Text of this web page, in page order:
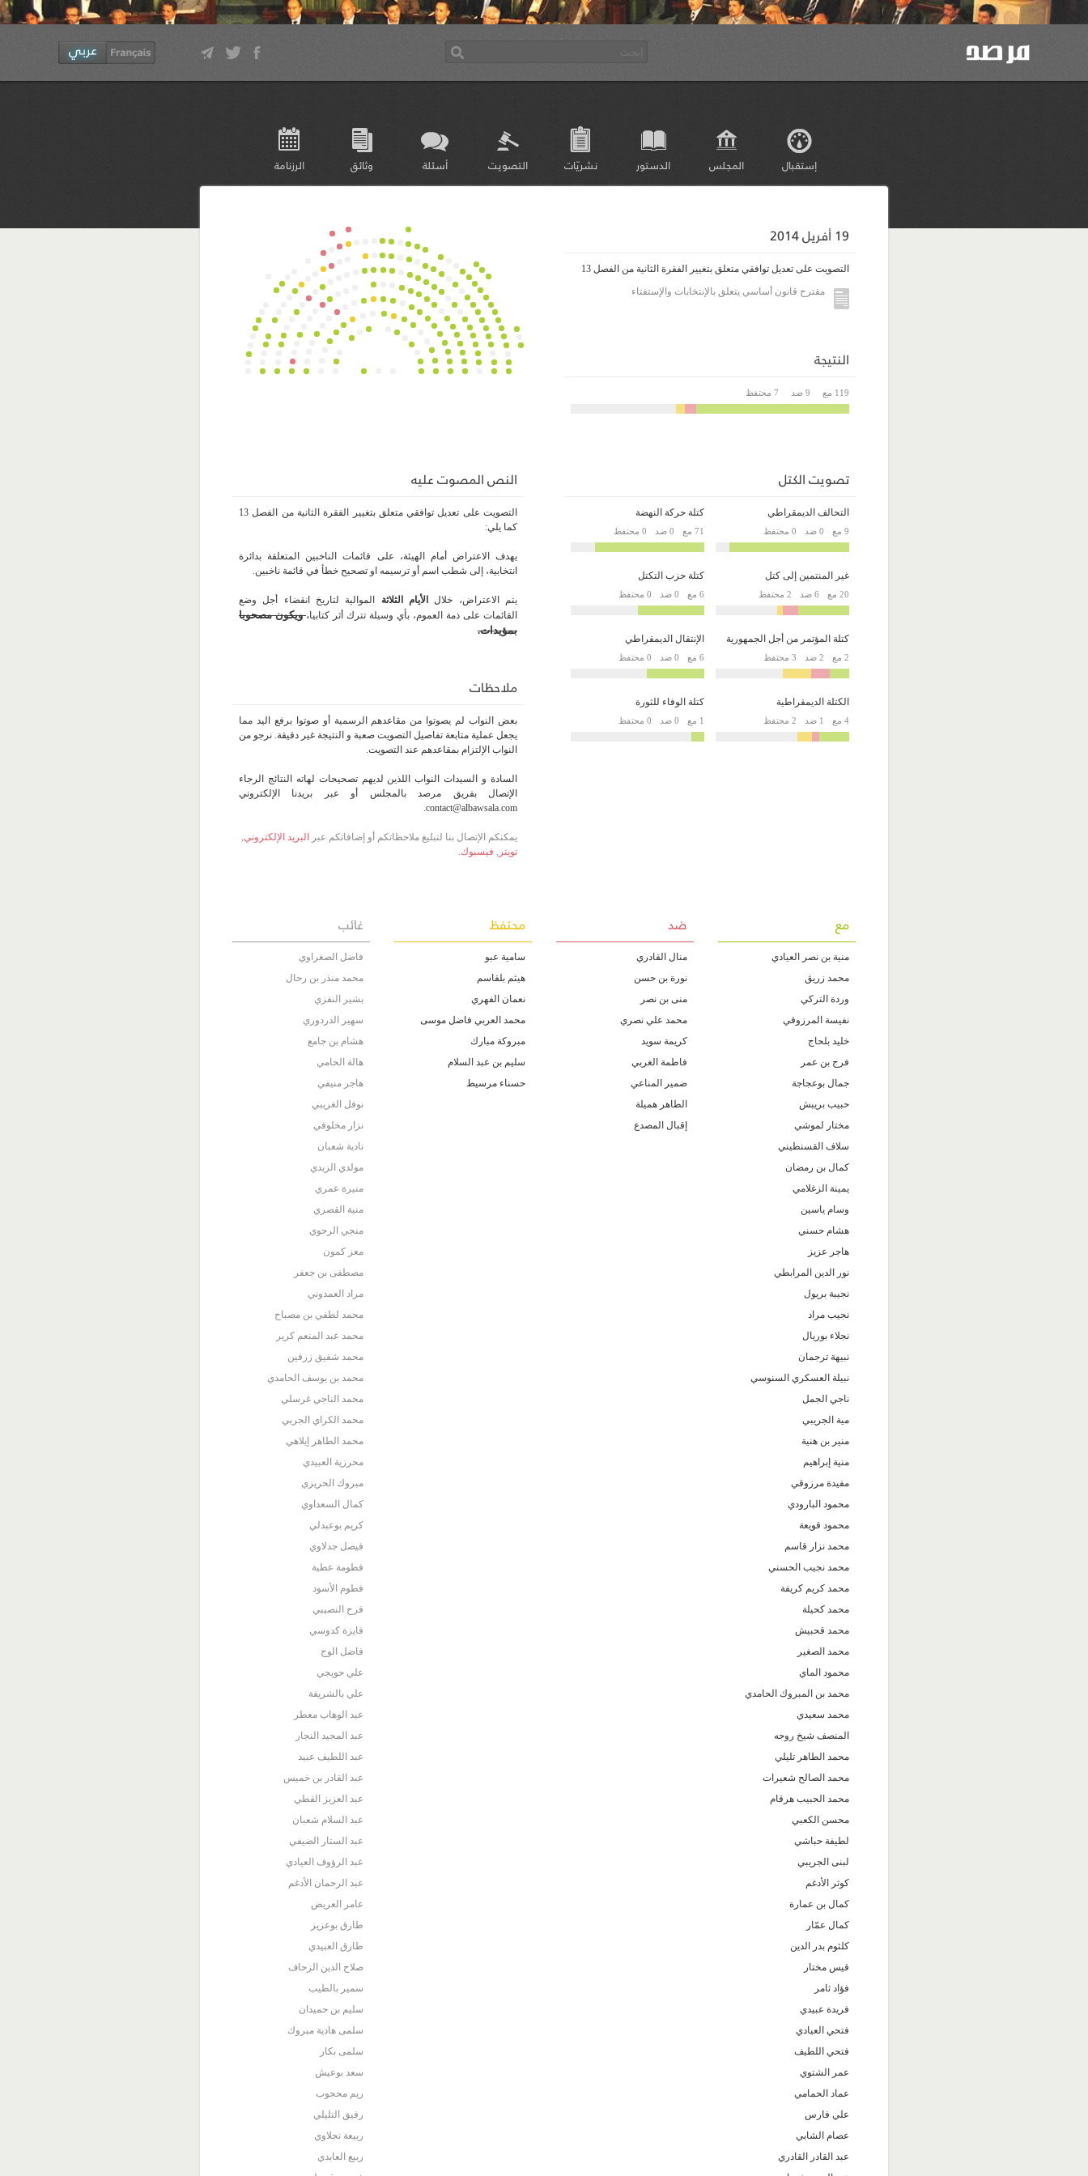
إستقبال المجلس الدستور نشريّات التصويت أسئلة وثائق الرزنامة
19 أفريل 2014
التصويت على تعديل توافقي متعلق بتغيير الفقرة الثانية من الفصل 13
مقترح قانون أساسي يتعلق بالإنتخابات والإستفتاء
النتيجة
119 مع 9 ضد 7 محتفظ
تصويت الكتل
التحالف الديمقراطي
9 مع 0 ضد 0 محتفظ
كتلة حركة النهضة
71 مع 0 ضد 0 محتفظ
غير المنتمين إلى كتل
20 مع 6 ضد 2 محتفظ
كتلة حزب التكتل
6 مع 0 ضد 0 محتفظ
كتلة المؤتمر من أجل الجمهورية
2 مع 2 ضد 3 محتفظ
الإنتقال الديمقراطي
6 مع 0 ضد 0 محتفظ
الكتلة الديمقراطية
4 مع 1 ضد 2 محتفظ
كتلة الوفاء للثورة
1 مع 0 ضد 0 محتفظ
النص المصوت عليه
التصويت على تعديل توافقي متعلق بتغيير الفقرة الثانية من الفصل 13
كما يلي:
يهدف الاعتراض أمام الهيئة، على قائمات الناخبين المتعلقة بدائرة
انتخابية، إلى شطب اسم أو ترسيمه او تصحيح خطأ في قائمة ناخبين.
يتم الاعتراض، خلالالأيام الثلاثة الموالية لتاريخ انقضاء أجل وضع
القائمات على ذمة العموم، بأي وسيلة تترك أثر كتابيا،ويكون مصحوبا
بمؤيدات.
ملاحظات
بعض النواب لم يصوتوا من مقاعدهم الرسمية أو صوتوا برفع اليد مما
يجعل عملية متابعة تفاصيل التصويت صعبة و النتيجة غير دقيقة. نرجو من
النواب الإلتزام بمقاعدهم عند التصويت.
السادة و السيدات النواب اللذين لديهم تصحيحات لهاته النتائج الرجاء
الإتصال بفريق مرصد بالمجلس أو عبر بريدنا الإلكتروني
contact@albawsala.com.
يمكنكم الإتصال بنا لتبليغ ملاحظاتكم أو إضافاتكم عبر البريد الإلكتروني,
تويتر , فيسبوك.
مع
منية بن نصر العيادي
محمد زريڨ
وردة التركي
نفيسة المرزوقي
خليد بلحاج
فرج بن عمر
جمال بوعجاجة
حبيب بريبش
مختار لموشي
سلاف القسنطيني
كمال بن رمضان
يمينة الزغلامي
وسام ياسين
هشام حسني
هاجر عزيز
نور الدين المرابطي
نجيبة بريول
نجيب مراد
نجلاء بوريال
نبيهة ترجمان
نبيلة العسكري السنوسي
ناجي الجمل
مية الجريبي
منير بن هنية
منية إبراهيم
مفيدة مرزوقي
محمود البارودي
محمود قويعة
محمد نزار قاسم
محمد نجيب الحسني
محمد كريم كريفة
محمد كحيلة
محمد قحبيش
محمد الصغير
محمود الماي
محمد بن المبروك الحامدي
محمد سعيدي
المنصف شيخ روحه
محمد الطاهر تليلي
محمد الصالح شعيرات
محمد الحبيب هرقام
محسن الكعبي
لطيفة حباشي
لبنى الجريبي
كوثر الأدغم
كمال بن عمارة
كمال عمّار
كلثوم بدر الدين
قيس مختار
فؤاد ثامر
فريدة عبيدي
فتحي العيادي
فتحي اللطيف
عمر الشتوي
عماد الحمامي
علي فارس
عصام الشابي
عبد القادر القادري
ضد
منال القادري
نورة بن حسن
منى بن نصر
محمد علي نصري
كريمة سويد
فاطمة الغربي
ضمير المناعي
الطاهر هميلة
إقبال المصدع
محتفظ
سامية عبو
هيثم بلقاسم
نعمان الفهري
محمد العربي فاضل موسى
مبروكة مبارك
سليم بن عبد السلام
حسناء مرسيط
غائب
فاضل الصغراوي
محمد منذر بن رحال
بشير النفزي
سهير الدردوري
هشام بن جامع
هالة الحامي
هاجر منيفي
نوفل الغريبي
نزار مخلوفي
نادية شعبان
مولدي الزيدي
منيرة عمري
منية القصري
منجي الرحوي
معز كمون
مصطفى بن جعفر
مراد العمدوني
محمد لطفي بن مصباح
محمد عبد المنعم كرير
محمد شفيق زرقين
محمد بن يوسف الحامدي
محمد الناجي غرسلي
محمد الكراي الجربي
محمد الطاهر إيلاهي
محرزية العبيدي
مبروك الحريزي
كمال السعداوي
كريم بوعبدلي
فيصل جدلاوي
فطومة عطية
فطوم الأسود
فرح النصيبي
فايزة كدوسي
فاضل الوج
علي حويجي
علي بالشريفة
عبد الوهاب معطر
عبد المجيد النجار
عبد اللطيف عبيد
عبد القادر بن خميس
عبد العزيز القطي
عبد السلام شعبان
عبد الستار الضيفي
عبد الرؤوف العيادي
عبد الرحمان الأدغم
عامر العريض
طارق بوعزيز
طارق العبيدي
صلاح الدين الزحاف
سمير بالطيب
سليم بن حميدان
سلمى هادية مبروك
سلمى بكار
سعد بوعيش
ريم محجوب
رفيق التليلي
ربيعة نجلاوي
ربيع العابدي